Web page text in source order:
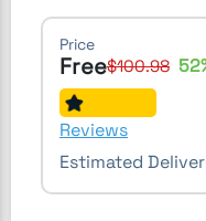
Price
Free$100.98 52
Reviews
Estimated